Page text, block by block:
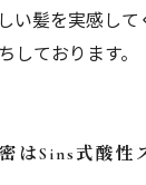
い髪を実感し
しております。
はSins式酸性